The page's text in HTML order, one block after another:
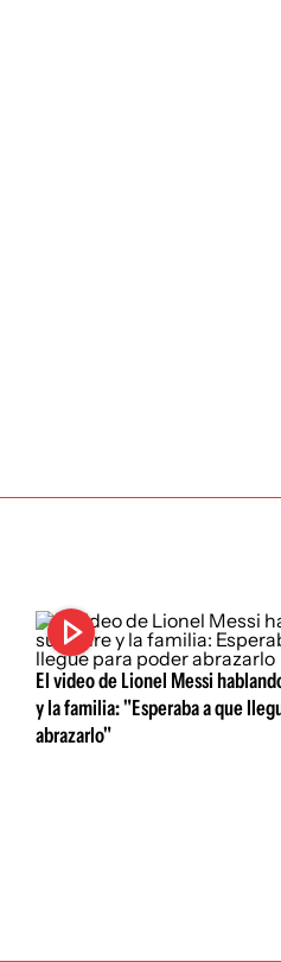
El video de Lionel Messi
y la familia: "Esperaba a que
abrazarlo"